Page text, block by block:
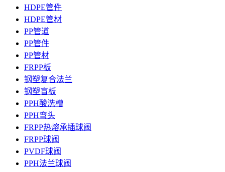
HDPE管件
HDPE管材
PP管道
PP管件
PP管材
FRPP板
钢塑复合法兰
钢塑盲板
PPH酸洗槽
PPH弯头
FRPP热熔承插球阀
FRPP球阀
PVDF球阀
PPH法兰球阀